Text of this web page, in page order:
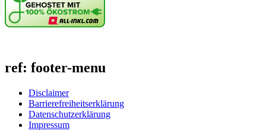
ref: footer-menu
Disclaimer
Barrierefreiheitserklärung
Datenschutzerklärung
Impressum